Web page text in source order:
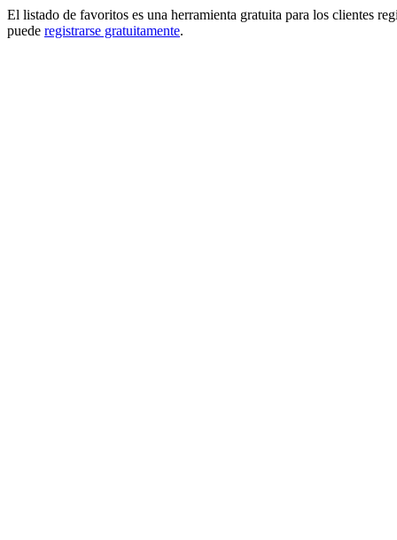
El listado de favoritos es una herramienta gratuita para los clientes
puede registrarse gratuitamente.